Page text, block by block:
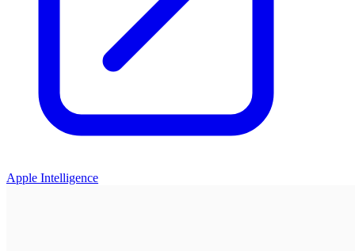
Apple Intelligence